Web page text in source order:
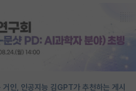
거인, 인공지능 김GPT가 추천하는 게시